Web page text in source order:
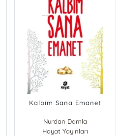
Kalbim Sana Emanet
Nurdan Damla
Hayat Yayınları